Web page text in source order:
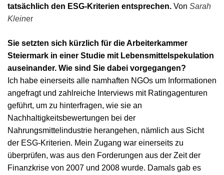
tatsächlich den ESG-Kriterien entsprechen. Von Sarah
Kleiner
Sie setzten sich kürzlich für die Arbeiterkammer
Steiermark in einer Studie mit Lebensmittelspekulation
auseinander. Wie sind Sie dabei vorgegangen?
Ich habe einerseits alle namhaften NGOs um Informationen
angefragt und zahlreiche Interviews mit Ratingagenturen
geführt, um zu hinterfragen, wie sie an
Nachhaltigkeitsbewertungen bei der
Nahrungsmittelindustrie herangehen, nämlich aus Sicht
der ESG-Kriterien. Mein Zugang war einerseits zu
überprüfen, was aus den Forderungen aus der Zeit der
Finanzkrise von 2007 und 2008 wurde. Damals gab es